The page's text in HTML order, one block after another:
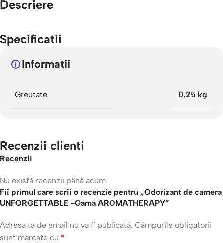
Descriere
Specificatii
Informatii
Greutate 0,25 kg
Recenzii clienti
Recenzii
Nu există recenzii până acum.
Fii primul care scrii o recenzie pentru „Odorizant de camera
UNFORGETTABLE -Gama AROMATHERAPY”
Adresa ta de email nu va fi publicată. Câmpurile obligatorii
sunt marcate cu *